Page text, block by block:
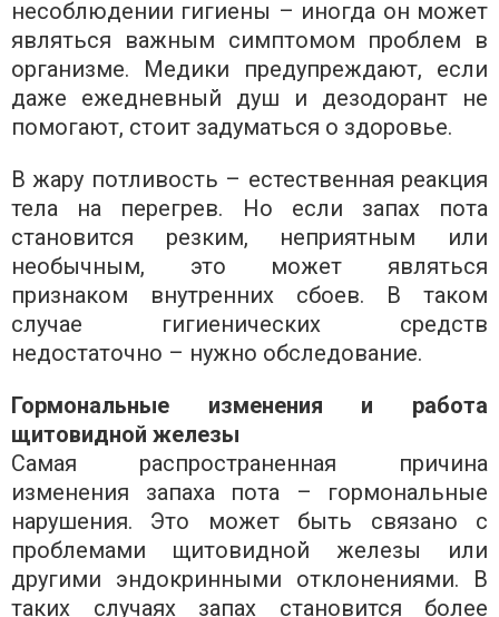
несоблюдении гигиены – иногда он может
являться важным симптомом проблем в
организме. Медики предупреждают, если
даже ежедневный душ и дезодорант не
помогают, стоит задуматься о здоровье.
В жару потливость – естественная реакция
тела на перегрев. Но если запах пота
становится резким, неприятным или
необычным, это может являться
признаком внутренних сбоев. В таком
случае гигиенических средств
недостаточно – нужно обследование.
Гормональные изменения и работа
щитовидной железы
Самая распространенная причина
изменения запаха пота – гормональные
нарушения. Это может быть связано с
проблемами щитовидной железы или
другими эндокринными отклонениями. В
таких случаях запах становится более